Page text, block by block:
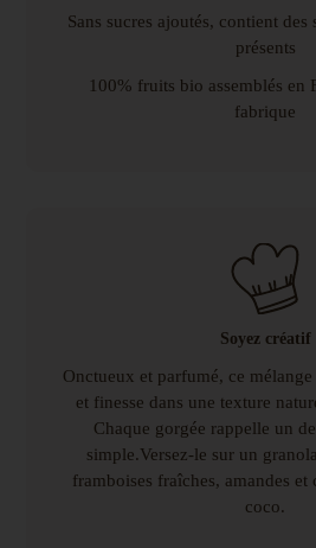
Sans sucres ajoutés, contient des
présents
100% fruits bio assemblés en
fabrique
Soyez créatif
Onctueux et parfumé, ce
et finesse dans une texture
Chaque gorgée rappelle un
simple.Versez-le sur un
framboises fraîches, amandes
coco.